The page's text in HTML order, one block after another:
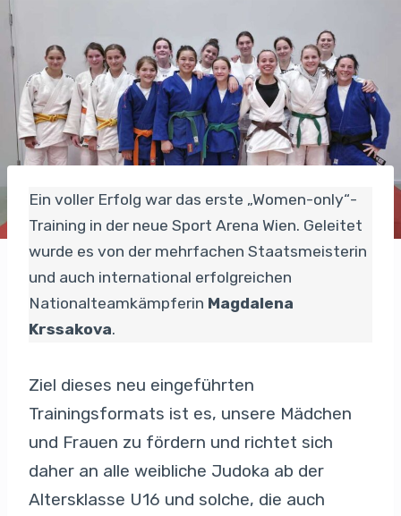
Ein voller Erfolg war das erste „Women-only“-
Training in der neue Sport Arena Wien. Geleitet
wurde es von der mehrfachen Staatsmeisterin
und auch international erfolgreichen
Nationalteamkämpferin Magdalena
Krssakova.
Ziel dieses neu eingeführten
Trainingsformats ist es, unsere Mädchen
und Frauen zu fördern und richtet sich
daher an alle weibliche Judoka ab der
Altersklasse U16 und solche, die auch